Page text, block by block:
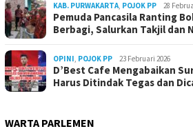
KAB. PURWAKARTA, POJOK PP 28
Pemuda Pancasila Ranting
Berbagi, Salurkan Takjil dan
OPINI, POJOK PP 23 Februari 2026
D’Best Cafe Mengabaikan
Harus Ditindak Tegas dan
WARTA PARLEMEN